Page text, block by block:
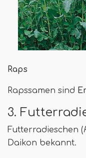
Raps
Rapssamen sind
3.
Futterradieschen (
Daikon bekannt.